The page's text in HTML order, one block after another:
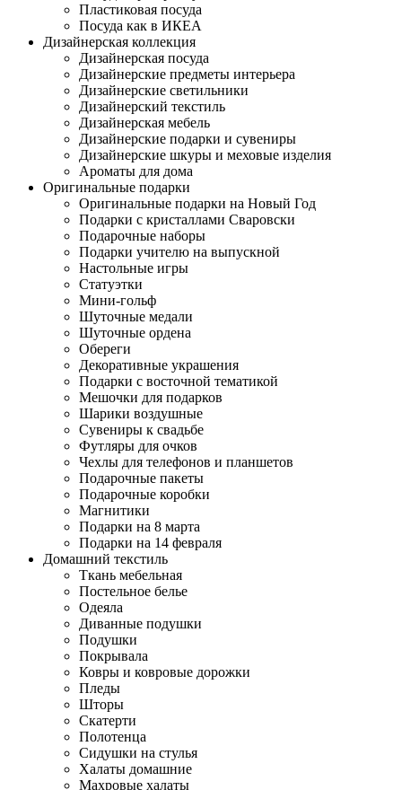
Пластиковая посуда
Посуда как в ИКЕА
Дизайнерская коллекция
Дизайнерская посуда
Дизайнерские предметы интерьера
Дизайнерские светильники
Дизайнерский текстиль
Дизайнерская мебель
Дизайнерские подарки и сувениры
Дизайнерские шкуры и меховые изделия
Ароматы для дома
Оригинальные подарки
Оригинальные подарки на Новый Год
Подарки с кристаллами Сваровски
Подарочные наборы
Подарки учителю на выпускной
Настольные игры
Статуэтки
Мини-гольф
Шуточные медали
Шуточные ордена
Обереги
Декоративные украшения
Подарки с восточной тематикой
Мешочки для подарков
Шарики воздушные
Сувениры к свадьбе
Футляры для очков
Чехлы для телефонов и планшетов
Подарочные пакеты
Подарочные коробки
Магнитики
Подарки на 8 марта
Подарки на 14 февраля
Домашний текстиль
Ткань мебельная
Постельное белье
Одеяла
Диванные подушки
Подушки
Покрывала
Ковры и ковровые дорожки
Пледы
Шторы
Скатерти
Полотенца
Сидушки на стулья
Халаты домашние
Махровые халаты